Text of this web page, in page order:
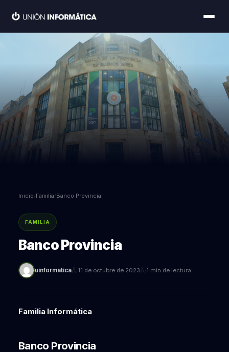
Inicio/Familia/Banco Provincia
FAMILIA
Banco Provincia
uinformaticaÂ·11 de octubre de 2023Â·1 min de lectura
Familia Informática
Banco Provincia